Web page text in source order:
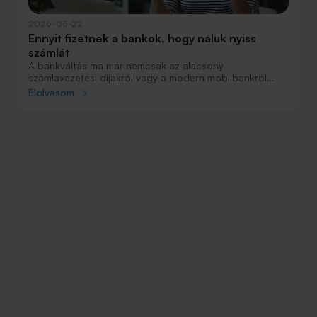
Ennyit fizetnek a bankok, hogy náluk nyiss
számlát
A bankváltás ma már nemcsak az alacsony
számlavezetési díjakról vagy a modern mobilbankról
szól, hiszen a pénzintézetek egyre vonzóbb ajánlatokkal
Elolvasom